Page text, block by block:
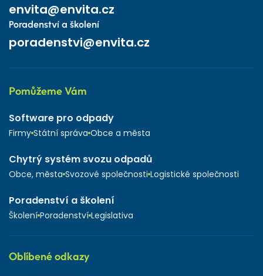
envita@envita.cz
Poradenství a školení
poradenstvi@envita.cz
Pomůžeme Vám
Software pro odpady
Firmy Státní správa Obce a města
Chytrý systém svozu odpadů
Obce, města Svozové společnosti Logistické společnosti
Poradenství a školení
Školení Poradenství Legislativa
Oblíbené odkazy